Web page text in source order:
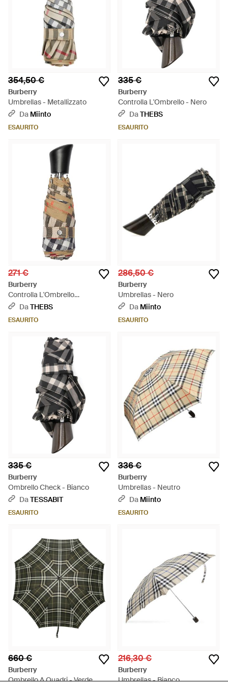
354,50 €
Burberry
Umbrellas - Metallizzato
Da Miinto
ESAURITO
335 €
Burberry
Controlla L'Ombrello - Nero
DaTHEBS
ESAURITO
271 €
Burberry
Controlla L'Ombrello
Pieghevole - Bianco
DaTHEBS
ESAURITO
286,50 €
Burberry
Umbrellas - Nero
Da Miinto
ESAURITO
335 €
Burberry
Ombrello Check - Bianco
DaTESSABIT
ESAURITO
336 €
Burberry
Umbrellas - Neutro
Da Miinto
ESAURITO
660 €
Burberry
Ombrello A Quadri - Verde
216,30 €
Burberry
Umbrellas - Bianco